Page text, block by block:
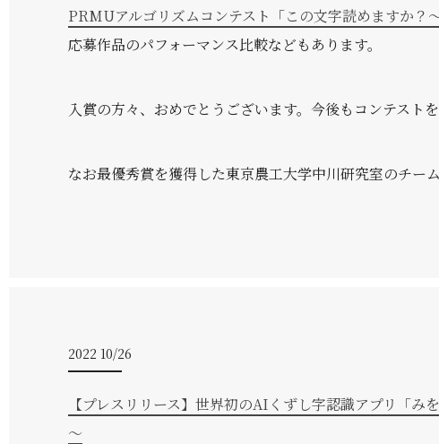
PRMUアルゴリズムコンテスト「この文字読めますか？
応募作品のパフォーマンス比較などもあります。
入賞の方々、おめでとうございます。今後もコンテスト
なお最優秀賞を獲得した東京農工大学中川研究室のチー
2022 10/26
【プレスリリース】世界初のAIくずし字認識アプリ「
～